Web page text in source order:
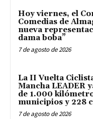
Hoy viernes, el
Comedias de
nueva
dama boba”
7 de agosto de 2026
La II Vuelta
Mancha LEADER
de 1.000
municipios y 228
7 de agosto de 2026